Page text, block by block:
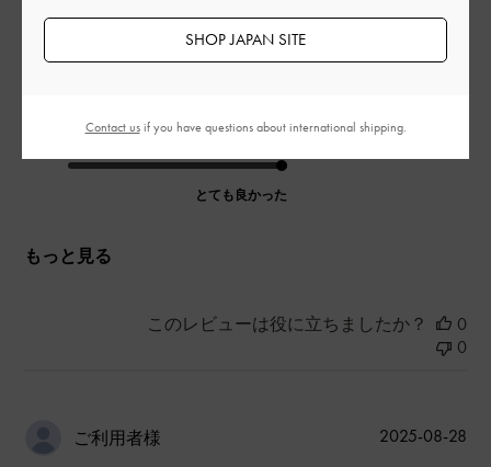
サイズ: その他（シューズ以外） |カラー: ホワイト系
デザイン
とても良かった
もっと見る
このレビューは役に立ちましたか？
0
0
ご利用者様
公
2025-08-28
SHOP JAPAN SITE
Contact usif you have questions about international shipping.